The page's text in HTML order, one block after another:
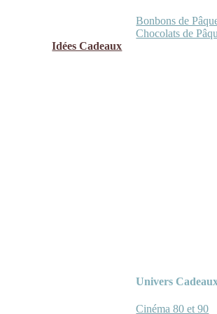
Bonbons de
Chocolats de
Idées Cadeaux
Univers
Cinéma 80 et 90